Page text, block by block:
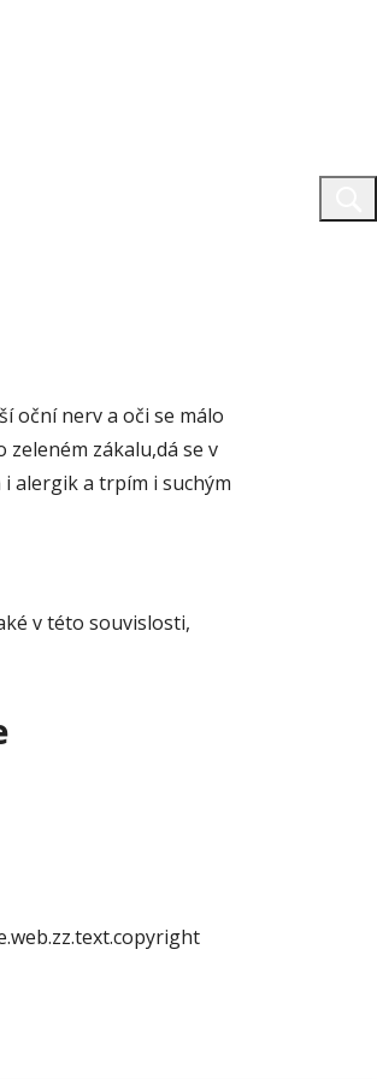
oční nerv a oči se málo
zákalu,dá se v
alergik a trpím i suchým
v této souvislosti,